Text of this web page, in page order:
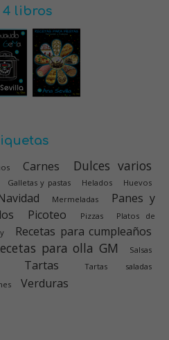
4 libros
Carnes Dulces varios
Galletas y pastas Helados Huevos
Mermeladas
Panes y
Picoteo Pizzas
Platos de
Recetas para cumpleaños
para olla GM
Salsas
Tartas Tartas saladas
Verduras